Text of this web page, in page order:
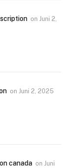
on Juni 2,
on Juni 2, 2025
canada on Juni